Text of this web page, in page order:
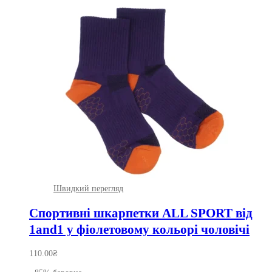
Швидкий перегляд
Спортивні шкарпетки ALL SPORT від
1and1 у фіолетовому кольорі чоловічі
110.00₴